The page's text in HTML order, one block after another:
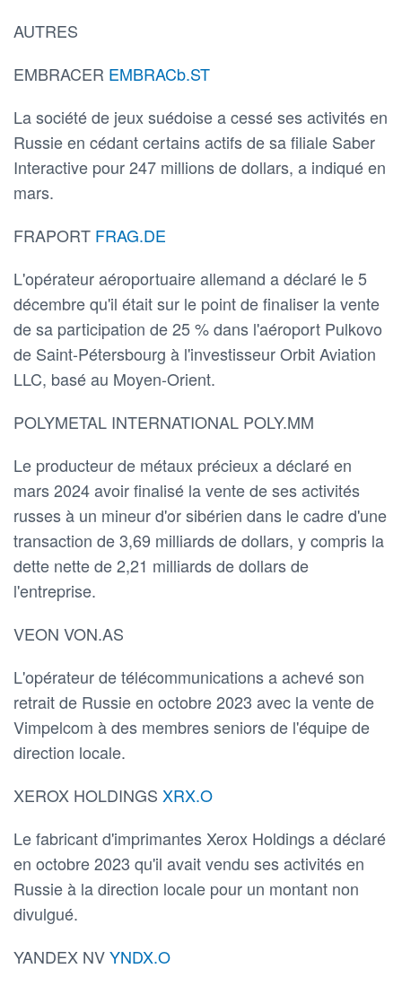
AUTRES
EMBRACER EMBRACb.ST
La société de jeux suédoise a cessé ses activités en
Russie en cédant certains actifs de sa filiale Saber
Interactive pour 247 millions de dollars, a indiqué en
mars.
FRAPORT FRAG.DE
L'opérateur aéroportuaire allemand a déclaré le 5
décembre qu'il était sur le point de finaliser la vente
de sa participation de 25 % dans l'aéroport Pulkovo
de Saint-Pétersbourg à l'investisseur Orbit Aviation
LLC, basé au Moyen-Orient.
POLYMETAL INTERNATIONAL POLY.MM
Le producteur de métaux précieux a déclaré en
mars 2024 avoir finalisé la vente de ses activités
russes à un mineur d'or sibérien dans le cadre d'une
transaction de 3,69 milliards de dollars, y compris la
dette nette de 2,21 milliards de dollars de
l'entreprise.
VEON VON.AS
L'opérateur de télécommunications a achevé son
retrait de Russie en octobre 2023 avec la vente de
Vimpelcom à des membres seniors de l'équipe de
direction locale.
XEROX HOLDINGS XRX.O
Le fabricant d'imprimantes Xerox Holdings a déclaré
en octobre 2023 qu'il avait vendu ses activités en
Russie à la direction locale pour un montant non
divulgué.
YANDEX NVYNDX.O